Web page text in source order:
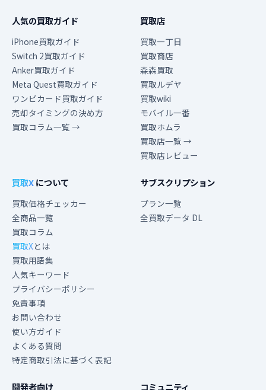
人気の買取ガイド
iPhone買取ガイド
Switch 2買取ガイド
Anker買取ガイド
Meta Quest買取ガイド
ワンピカード買取ガイド
売却タイミングの決め方
買取コラム一覧 →
買取店
買取一丁目
買取商店
森森買取
買取ルデヤ
買取wiki
モバイル一番
買取ホムラ
買取店一覧 →
買取店レビュー
買取Xについて
買取価格チェッカー
全商品一覧
買取コラム
買取Xとは
買取用語集
人気キーワード
プライバシーポリシー
免責事項
お問い合わせ
使い方ガイド
よくある質問
特定商取引法に基づく表記
サブスクリプション
プラン一覧
全買取データ DL
開発者向け コミュニティ